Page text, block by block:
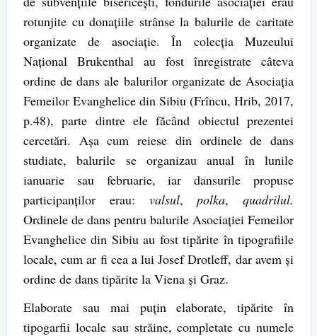
rotunjite cu donațiile strânse la balurile de caritate
organizate de asociație. În colecția Muzeului
Național Brukenthal au fost înregistrate câteva
ordine de dans ale balurilor organizate de Asociația
Femeilor Evanghelice din Sibiu (Frîncu, Hrib, 2017,
p.48), parte dintre ele făcând obiectul prezentei
cercetări. Așa cum reiese din ordinele de dans
studiate, balurile se organizau anual în lunile
ianuarie sau februarie, iar dansurile propuse
participanților erau: valsul,polka, quadrilul.
Ordinele de dans pentru balurile Asociației Femeilor
Evanghelice din Sibiu au fost tipărite în tipografiile
locale, cum ar fi cea a lui Josef Drotleff, dar avem și
ordine de dans tipărite la Viena și Graz.
Elaborate sau mai puțin elaborate, tipărite în
tipogarfii locale sau străine, completate cu numele